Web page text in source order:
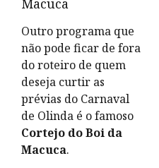
Macuca
Outro programa que
não pode ficar de fora
do roteiro de quem
deseja curtir as
prévias do Carnaval
de Olinda é o famoso
Cortejo do Boi da
Macuca.